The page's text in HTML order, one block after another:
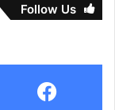
Follow Us